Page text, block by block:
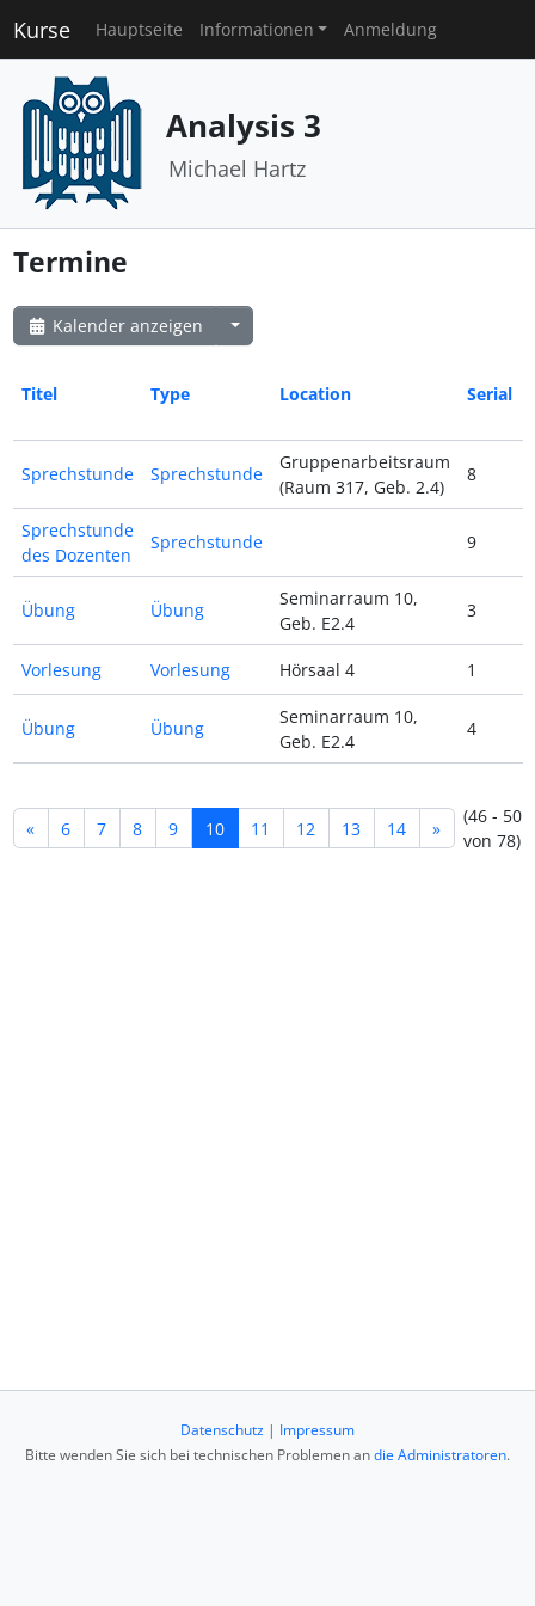
Kurse Hauptseite Informationen Anmeldung
Analysis 3
Michael Hartz
Termine
Kalender anzeigen
Titel Type Location Serial
Sprechstunde Sprechstunde
Gruppenarbeitsraum
(Raum 317, Geb. 2.4)
8
Sprechstunde
des Dozenten
Sprechstunde 9
Übung Übung
Seminarraum 10,
Geb. E2.4
3
Vorlesung Vorlesung Hörsaal 4 1
Übung Übung
Seminarraum 10,
Geb. E2.4
4
« 6 7 8 9 10 11 12 13 14 »
(46 - 50
von 78)
Datenschutz | Impressum
Bitte wenden Sie sich bei technischen Problemen andie Administratoren.